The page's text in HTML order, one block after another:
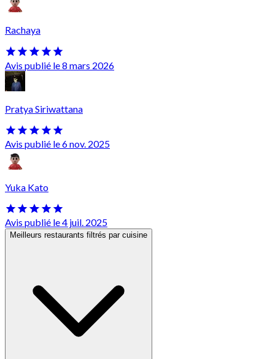
Rachaya
Avis publié le 8 mars 2026
Pratya Siriwattana
Avis publié le 6 nov. 2025
Yuka Kato
Avis publié le 4 juil. 2025
Meilleurs restaurants filtrés par cuisine